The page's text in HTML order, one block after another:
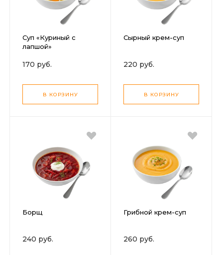
Суп «Куриный с
лапшой»
170 руб.
В КОРЗИНУ
Сырный крем-суп
220 руб.
В КОРЗИНУ
Борщ
240 руб.
Грибной крем-суп
260 руб.